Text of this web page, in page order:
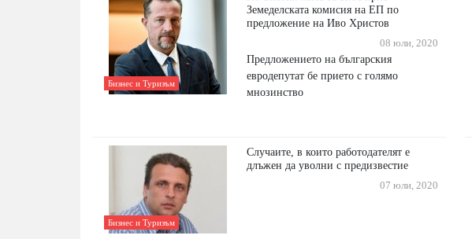
Бизнес и Туризъм
Земеделската комисия на ЕП по
предложение на Иво Христов
08 юли, 2020
Предложението на българския
евродепутат бе прието с голямо
мнозинство
Бизнес и Туризъм
Случаите, в които работодателят е
длъжен да уволни с предизвестие
07 юли, 2020